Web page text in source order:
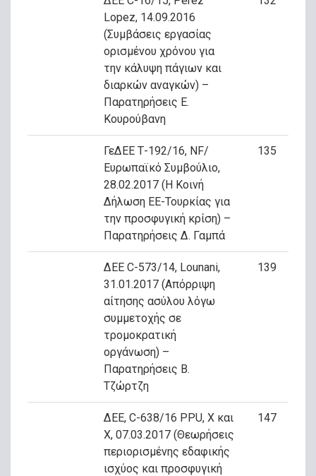
Lopez, 14.09.2016
(Συμβάσεις εργασίας
ορισμένου χρόνου για
την κάλυψη πάγιων και
διαρκών αναγκών) –
Παρατηρήσεις Ε.
Κουρούβανη
ΓεΔΕΕ Τ-192/16, NF/
Ευρωπαϊκό Συμβούλιο,
28.02.2017 (Η Κοινή
Δήλωση ΕΕ-Τουρκίας για
την προσφυγική κρίση) –
Παρατηρήσεις Δ. Γαμπά
135
ΔΕΕ C-573/14, Lounani,
31.01.2017 (Απόρριψη
αίτησης ασύλου λόγω
συμμετοχής σε
τρομοκρατική
οργάνωση) –
Παρατηρήσεις Β.
Τζώρτζη
139
ΔΕΕ, C-638/16 PPU, X και
Χ, 07.03.2017 (Θεωρήσεις
περιορισμένης εδαφικής
ισχύος και προσφυγική
147